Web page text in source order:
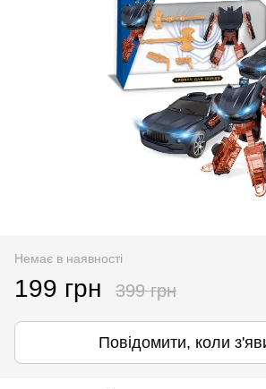
Немає в наявності
199 грн 399 грн
Повідомити, коли